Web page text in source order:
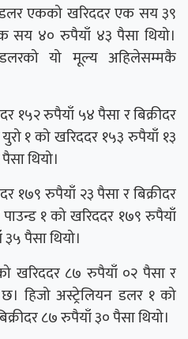
एकको खरिददर एक सय ३९
सय ४० रुपैयाँ ४३ पैसा थियो।
यो मूल्य अहिलेसम्मकै
१५२ रुपैयाँ ५४ पैसा र बिक्रीदर
१ को खरिददर १५३ रुपैयाँ १३
थियो।
१७९ रुपैयाँ २३ पैसा र बिक्रीदर
१ को खरिददर १७९ रुपैयाँ
पैसा थियो।
खरिददर ८७ रुपैयाँ ०२ पैसा र
हिजो अस्ट्रेलियन डलर १ को
८७ रुपैयाँ ३० पैसा थियो।